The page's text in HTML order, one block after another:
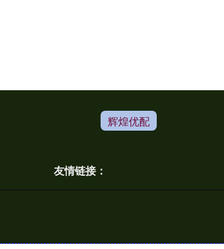
辉煌优配
友情链接：